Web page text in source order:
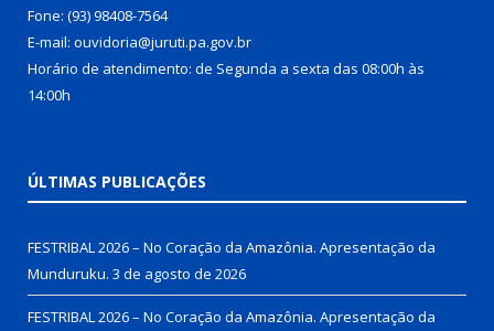
Fone: (93) 98408-7564
E-mail: ouvidoria@juruti.pa.gov.br
Horário de atendimento: de Segunda a sexta das 08:00h às
14:00h
ÚLTIMAS PUBLICAÇÕES
FESTRIBAL 2026 – No Coração da Amazônia. Apresentação da
Munduruku. 3 de agosto de 2026
FESTRIBAL 2026 – No Coração da Amazônia. Apresentação da